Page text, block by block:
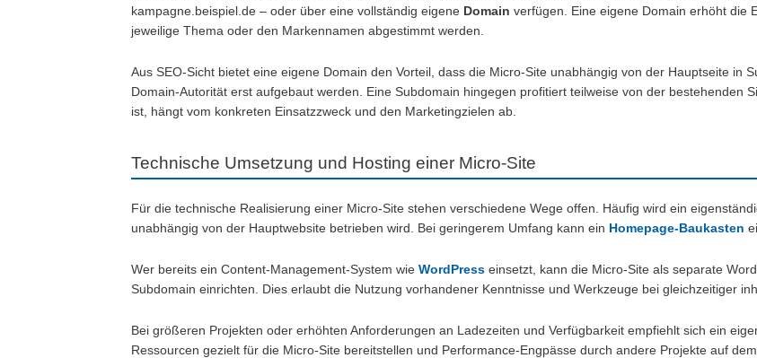
kampagne.beispiel.de – oder über eine vollständig eigene Domain verfügen. Eine eigene Domain erhöht die
jeweilige Thema oder den Markennamen abgestimmt werden.
Aus SEO-Sicht bietet eine eigene Domain den Vorteil, dass die Micro-Site unabhängig von der Hauptseite in
Domain-Autorität erst aufgebaut werden. Eine Subdomain hingegen profitiert teilweise von der bestehenden
ist, hängt vom konkreten Einsatzzweck und den Marketingzielen ab.
Technische Umsetzung und Hosting einer Micro-Site
Für die technische Realisierung einer Micro-Site stehen verschiedene Wege offen. Häufig wird ein
unabhängig von der Hauptwebsite betrieben wird. Bei geringerem Umfang kann ein Homepage-Baukasten
Wer bereits ein Content-Management-System wie WordPress einsetzt, kann die Micro-Site als separate
Subdomain einrichten. Dies erlaubt die Nutzung vorhandener Kenntnisse und Werkzeuge bei gleichzeitiger
Bei größeren Projekten oder erhöhten Anforderungen an Ladezeiten und Verfügbarkeit empfiehlt sich ein
Ressourcen gezielt für die Micro-Site bereitstellen und Performance-Engpässe durch andere Projekte auf